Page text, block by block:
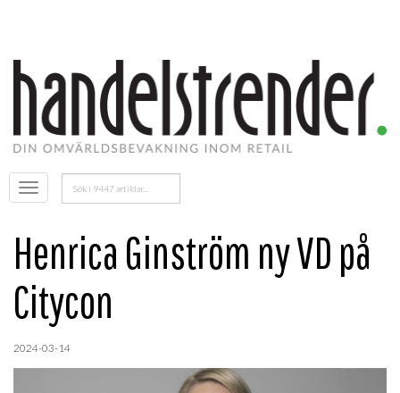
Öppna
menyn
Sök
efter:
Henrica Ginström ny VD på
Citycon
2024-03-14